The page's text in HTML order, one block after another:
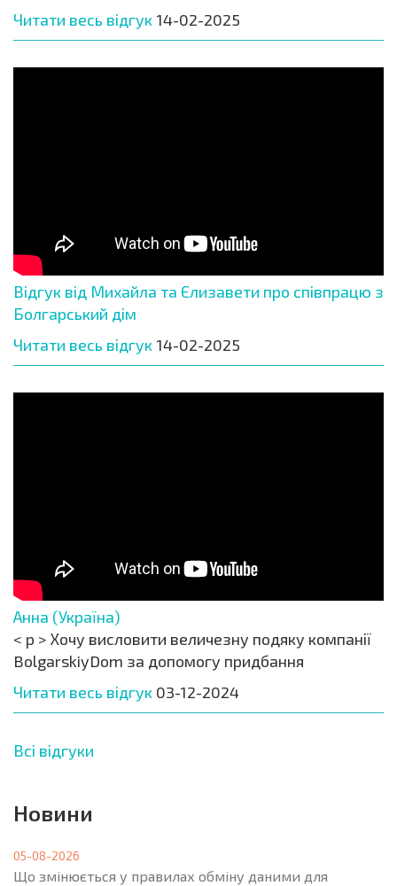
Читати весь відгук 14-02-2025
Відгук від Михайла та Єлизавети про співпрацю з
Болгарський дім
Читати весь відгук 14-02-2025
Анна (Україна)
< p > Хочу висловити величезну подяку компанії
BolgarskiyDom за допомогу придбання
Читати весь відгук 03-12-2024
Всі відгуки
Новини
05-08-2026
Що змінюється у правилах обміну даними для